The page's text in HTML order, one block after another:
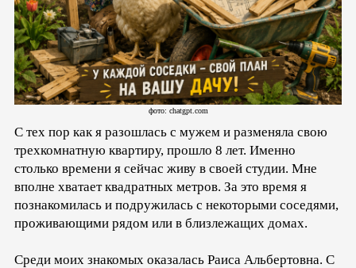
фото: chatgpt.com
С тех пор как я разошлась с мужем и разменяла свою
трехкомнатную квартиру, прошло 8 лет. Именно
столько времени я сейчас живу в своей студии. Мне
вполне хватает квадратных метров. За это время я
познакомилась и подружилась с некоторыми соседями,
проживающими рядом или в близлежащих домах.
Среди моих знакомых оказалась Раиса Альбертовна. С